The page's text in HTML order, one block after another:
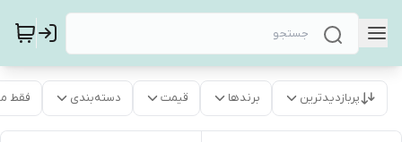
پربازدیدترین برندها قیمت دسته‌بندی فقط